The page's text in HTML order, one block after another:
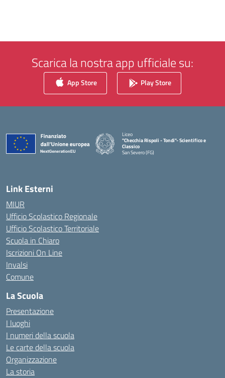
Scarica la nostra app ufficiale su:
App Store Play Store
Liceo
"Checchia Rispoli - Tondi"- Scientifico e
Classico
San Severo (FG)
Link Esterni
MIUR
Ufficio Scolastico Regionale
Ufficio Scolastico Territoriale
Scuola in Chiaro
Iscrizioni On Line
Invalsi
Comune
La Scuola
Presentazione
I luoghi
I numeri della scuola
Le carte della scuola
Organizzazione
La storia